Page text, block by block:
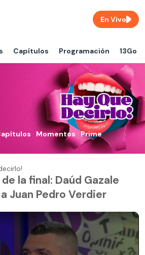
Capítulos Programación 13Go
En Vivo
Momentos Prime
la final: Daúd Gazale
Juan Pedro Verdier